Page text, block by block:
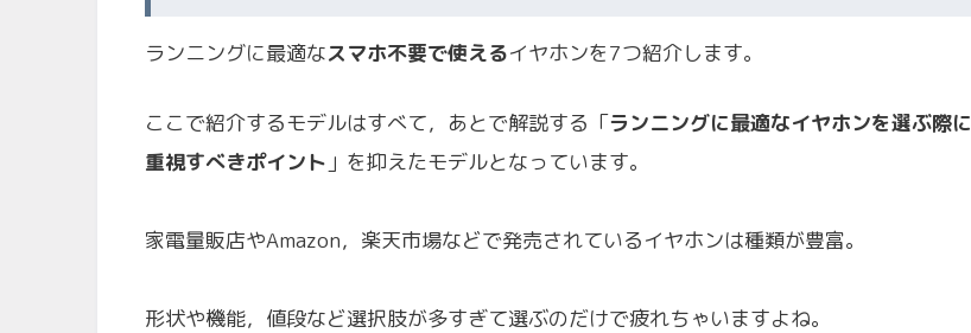
ランニングに最適なスマホ不要で使えるイヤホンを7つ紹介します。
ここで紹介するモデルはすべて，あとで解説する「ランニングに最適なイヤホンを選ぶ際に
重視すべきポイント 」を抑えたモデルとなっています。
家電量販店やAmazon，楽天市場などで発売されているイヤホンは種類が豊富。
形状や機能，値段など選択肢が多すぎて選ぶのだけで疲れちゃいますよね。